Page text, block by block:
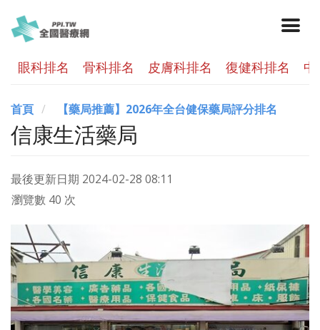
眼科排名 骨科排名 皮膚科排名 復健科排名
首頁 【藥局推薦】2026年全台健保藥局評分排名
信康生活藥局
最後更新日期 2024-02-28 08:11
瀏覽數 40 次